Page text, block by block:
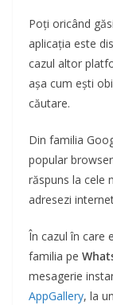
Poți oricând
aplicația este
cazul altor
așa cum ești
căutare.
Din familia
popular
răspuns la cele
adresezi
În cazul în care
familia pe
mesagerie
AppGallery, la